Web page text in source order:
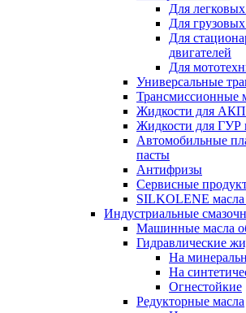
Для
Для
Для
двигателей
Для
Универсальные
Трансмиссионные
Жидкости для
Жидкости для ГУР
Автомобильные
пасты
Антифризы
Сервисные
SILKOLENE масла
Индустриальные
Машинные масла
Гидравлические
На
На
Огнестойкие
Редукторные масла